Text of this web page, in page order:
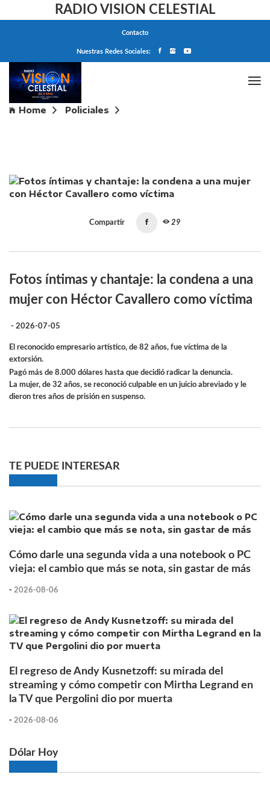
RADIO VISION CELESTIAL
Contacto
Nuestras Redes Sociales:
Home
Policiales
Compartir 29
Fotos íntimas y chantaje: la condena a una
mujer con Héctor Cavallero como víctima
- 2026-07-05
El reconocido empresario artístico, de 82 años, fue víctima de la
extorsión.
Pagó más de 8.000 dólares hasta que decidió radicar la denuncia.
La mujer, de 32 años, se reconoció culpable en un juicio abreviado y le
dieron tres años de prisión en suspenso.
TE PUEDE INTERESAR
Cómo darle una segunda vida a una notebook o PC
vieja: el cambio que más se nota, sin gastar de más
- 2026-08-06
El regreso de Andy Kusnetzoff: su mirada del
streaming y cómo competir con Mirtha Legrand en
la TV que Pergolini dio por muerta
- 2026-08-06
Dólar Hoy